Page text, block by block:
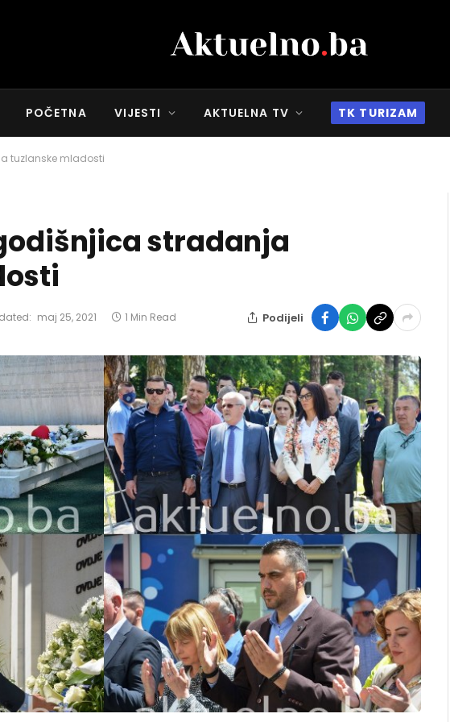
POČETNA VIJESTI AKTUELNA TV TK TURIZAM
tuzlanske mladosti
stradanja
maj 25, 2021 1 Min Read Podijeli